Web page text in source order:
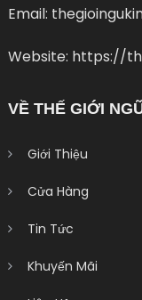
Email:
Website: https://
VỀ THẾ GIỚI
Giới Thiệu
Cửa Hàng
Tin Tức
Khuyến Mãi